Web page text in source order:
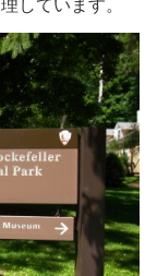
しています。